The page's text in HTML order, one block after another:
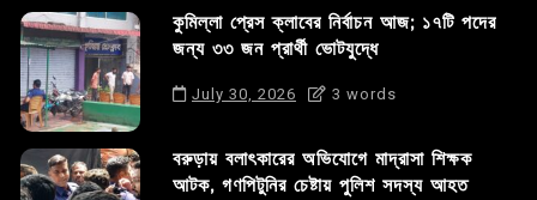
কুমিল্লা প্রেস ক্লাবের নির্বাচন আজ; ১৭টি পদের
জন্য ৩৩ জন প্রার্থী ভোটযুদ্ধে
July 30, 2026 3 words
বরুড়ায় বলাৎকারের অভিযোগে মাদ্রাসা শিক্ষক
আটক, গণপিটুনির চেষ্টায় পুলিশ সদস্য আহত